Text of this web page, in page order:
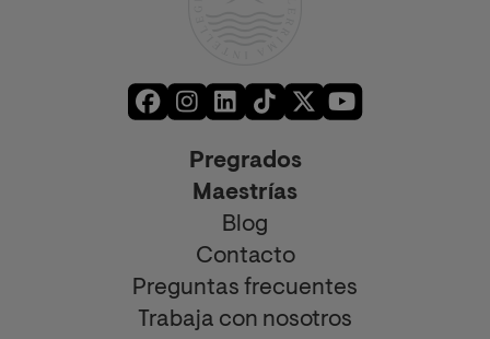
Pregrados
Maestrías
Blog
Contacto
Preguntas frecuentes
Trabaja con nosotros